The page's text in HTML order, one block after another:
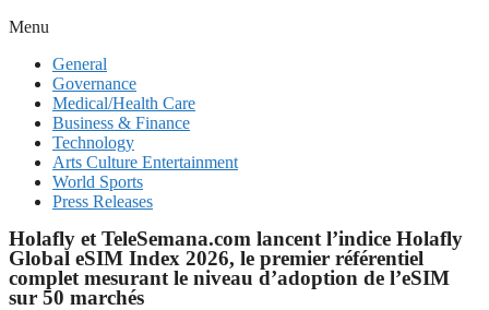
Menu
General
Governance
Medical/Health Care
Business & Finance
Technology
Arts Culture Entertainment
World Sports
Press Releases
Holafly et TeleSemana.com lancent l’indice Holafly
Global eSIM Index 2026, le premier référentiel
complet mesurant le niveau d’adoption de l’eSIM
sur 50 marchés